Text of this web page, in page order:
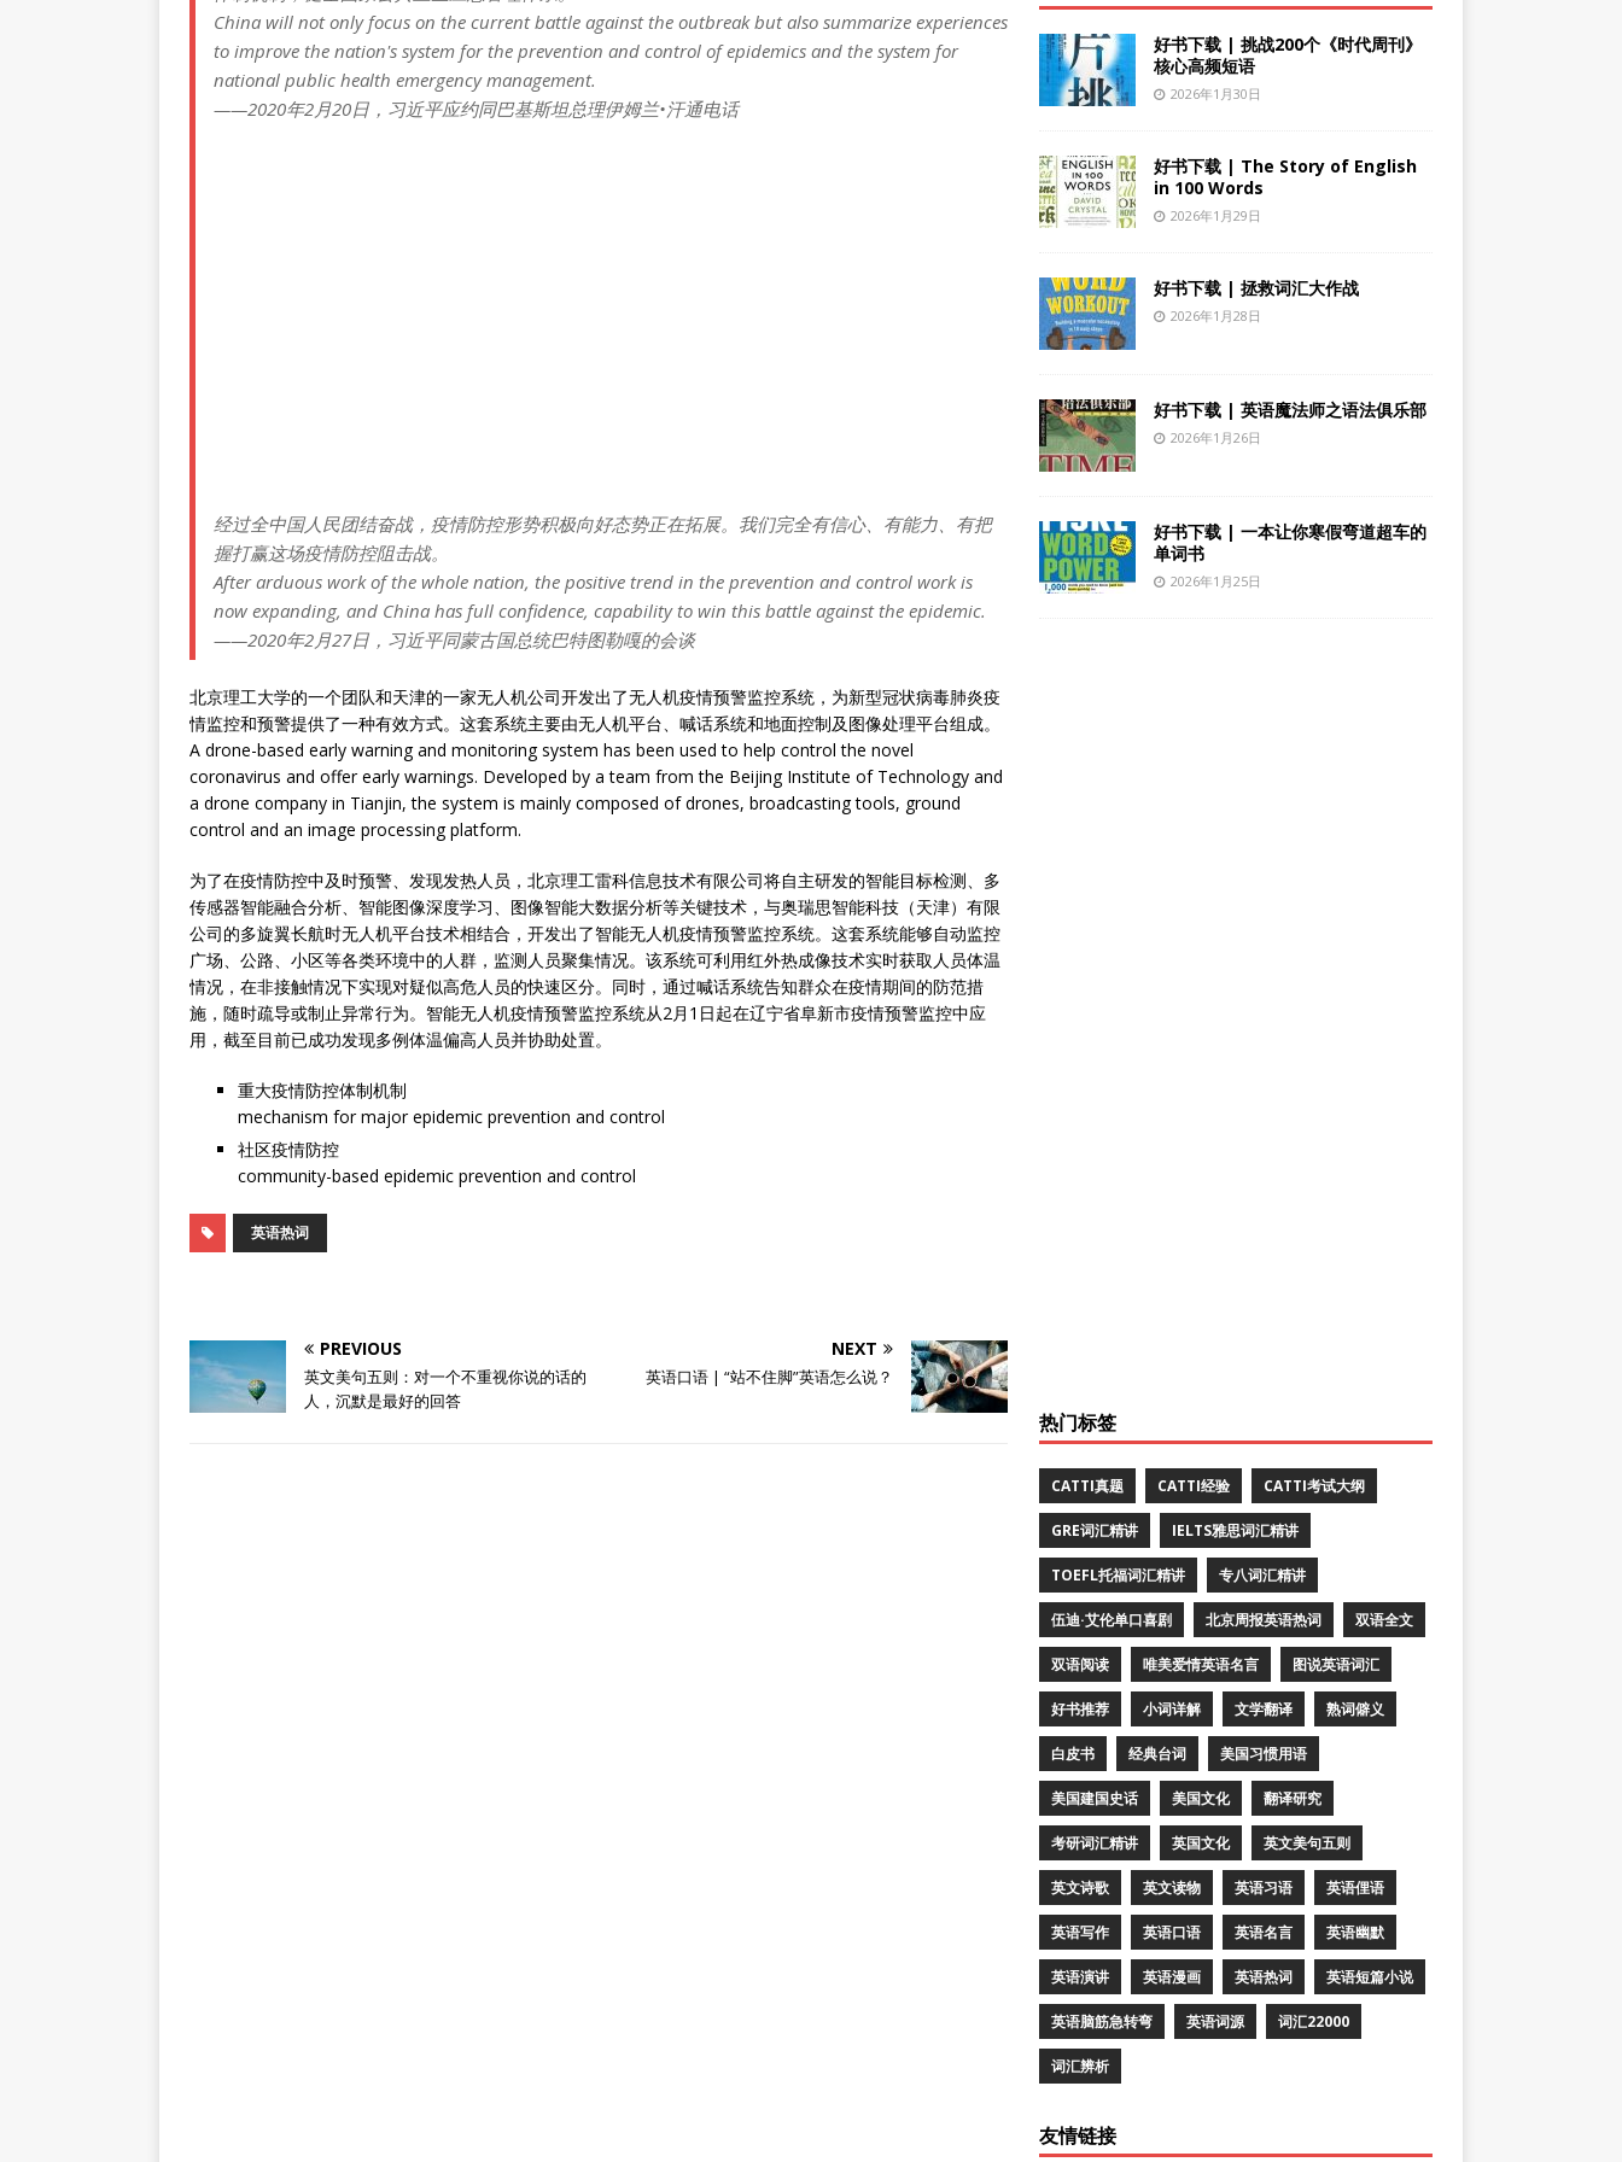
China will not only focus on the current battle against the outbreak but also summarize experiences
to improve the nation's system for the prevention and control of epidemics and the system for
national public health emergency management.
——2020年2月20日，习近平应约同巴基斯坦总理伊姆兰•汗通电话
经过全中国人民团结奋战，疫情防控形势积极向好态势正在拓展。我们完全有信心、有能力、有把
握打赢这场疫情防控阻击战。
After arduous work of the whole nation, the positive trend in the prevention and control work is
now expanding, and China has full confidence, capability to win this battle against the epidemic.
——2020年2月27日，习近平同蒙古国总统巴特图勒嘎的会谈
北京理工大学的一个团队和天津的一家无人机公司开发出了无人机疫情预警监控系统，为新型冠状病毒肺炎疫
情监控和预警提供了一种有效方式。这套系统主要由无人机平台、喊话系统和地面控制及图像处理平台组成。
A drone-based early warning and monitoring system has been used to help control the novel
coronavirus and offer early warnings. Developed by a team from the Beijing Institute of Technology and
a drone company in Tianjin, the system is mainly composed of drones, broadcasting tools, ground
control and an image processing platform.
为了在疫情防控中及时预警、发现发热人员，北京理工雷科信息技术有限公司将自主研发的智能目标检测、多
传感器智能融合分析、智能图像深度学习、图像智能大数据分析等关键技术，与奥瑞思智能科技（天津）有限
公司的多旋翼长航时无人机平台技术相结合，开发出了智能无人机疫情预警监控系统。这套系统能够自动监控
广场、公路、小区等各类环境中的人群，监测人员聚集情况。该系统可利用红外热成像技术实时获取人员体温
情况，在非接触情况下实现对疑似高危人员的快速区分。同时，通过喊话系统告知群众在疫情期间的防范措
施，随时疏导或制止异常行为。智能无人机疫情预警监控系统从2月1日起在辽宁省阜新市疫情预警监控中应
用，截至目前已成功发现多例体温偏高人员并协助处置。
重大疫情防控体制机制
mechanism for major epidemic prevention and control
社区疫情防控
community-based epidemic prevention and control
英语热词
PREVIOUS
英文美句五则：对一个不重视你说的话的
人，沉默是最好的回答
NEXT
英语口语 | “站不住脚”英语怎么说？
好书下载 | 挑战200个《时代周刊》
核心高频短语
2026年1月30日
好书下载 | The Story of English
in 100 Words
2026年1月29日
好书下载 | 拯救词汇大作战
2026年1月28日
好书下载 | 英语魔法师之语法俱乐部
2026年1月26日
好书下载 | 一本让你寒假弯道超车的
单词书
2026年1月25日
热门标签
CATTI真题 CATTI经验 CATTI考试大纲
GRE词汇精讲 IELTS雅思词汇精讲
TOEFL托福词汇精讲 专八词汇精讲
伍迪·艾伦单口喜剧 北京周报英语热词 双语全文
双语阅读 唯美爱情英语名言 图说英语词汇
好书推荐 小词详解 文学翻译 熟词僻义
白皮书 经典台词 美国习惯用语
美国建国史话 美国文化 翻译研究
考研词汇精讲 英国文化 英文美句五则
英文诗歌 英文读物 英语习语 英语俚语
英语写作 英语口语 英语名言 英语幽默
英语演讲 英语漫画 英语热词 英语短篇小说
英语脑筋急转弯 英语词源 词汇22000
词汇辨析
友情链接